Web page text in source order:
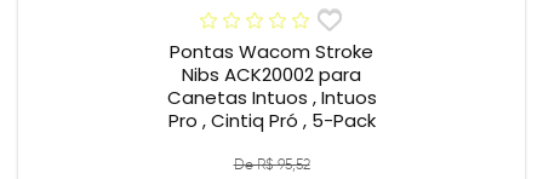
Pontas Wacom Stroke
Nibs ACK20002 para
Canetas Intuos , Intuos
Pro , Cintiq Pró , 5-Pack
De R$ 95,52